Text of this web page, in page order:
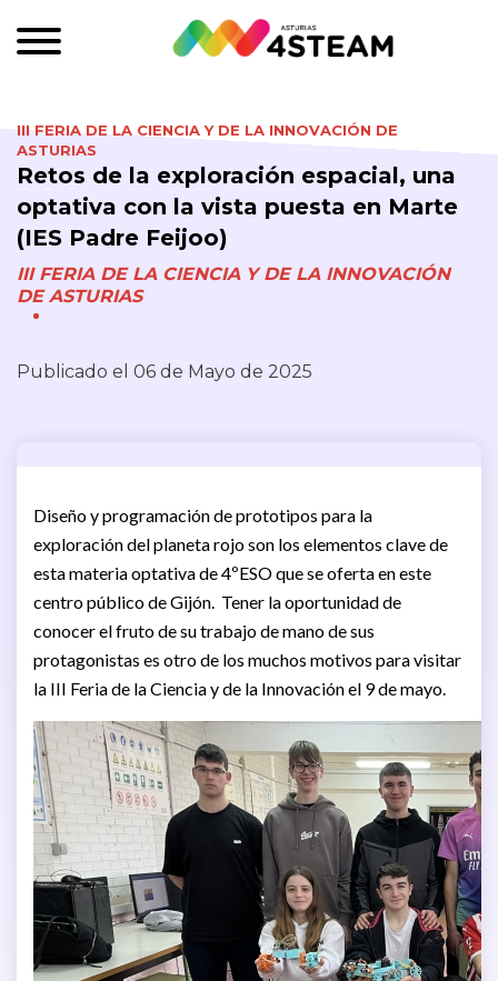
III FERIA DE LA CIENCIA Y DE LA INNOVACIÓN DE
ASTURIAS
Retos de la exploración espacial, una
optativa con la vista puesta en Marte
(IES Padre Feijoo)
III FERIA DE LA CIENCIA Y DE LA INNOVACIÓN
DE ASTURIAS
Publicado el 06 de Mayo de 2025
Diseño y programación de prototipos para la
exploración del planeta rojo son los elementos clave de
esta materia optativa de 4ºESO que se oferta en este
centro público de Gijón. Tener la oportunidad de
conocer el fruto de su trabajo de mano de sus
protagonistas es otro de los muchos motivos para visitar
la III Feria de la Ciencia y de la Innovación el 9 de mayo.